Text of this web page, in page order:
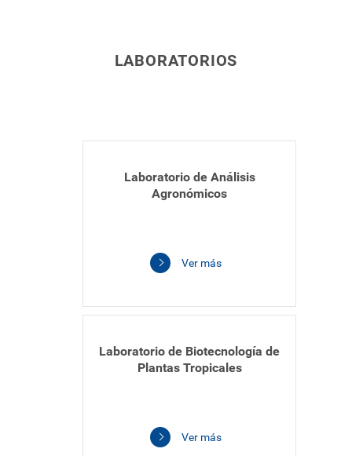
LABORATORIOS
Laboratorio de Análisis
Agronómicos
Ver más
Laboratorio de Biotecnología de
Plantas Tropicales
Ver más